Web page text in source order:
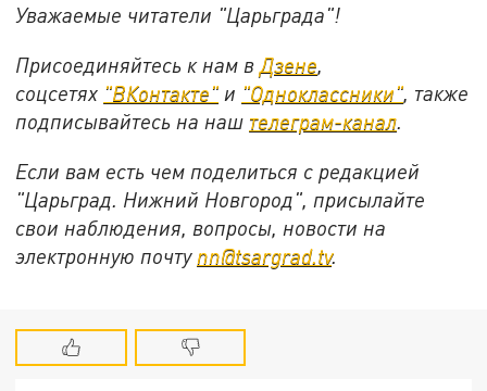
Уважаемые читатели "Царьграда"!
Присоединяйтесь к нам вДзене,
соцсетях "ВКонтакте" и "Одноклассники", также
подписывайтесь на наш телеграм-канал.
Если вам есть чем поделиться с редакцией
"Царьград. Нижний Новгород", присылайте
свои наблюдения, вопросы, новости на
электронную почту nn@tsargrad.tv.